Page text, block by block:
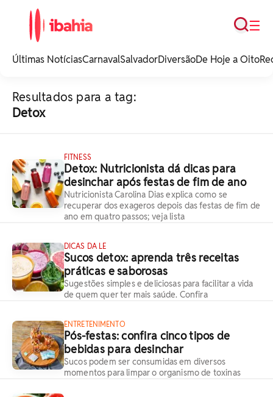
noticias e
☰
Busca
Últimas NotíciasCarnavalSalvadorDiversãoDe Hoje a Oito
Resultados para a tag:
Detox
FITNESS
Detox: Nutricionista dá dicas para
desinchar após festas de fim de ano
Nutricionista Carolina Dias explica como se
recuperar dos exageros depois das festas de fim de
ano em quatro passos; veja lista
DICAS DA LE
Sucos detox: aprenda três receitas
práticas e saborosas
Sugestões simples e deliciosas para facilitar a vida
de quem quer ter mais saúde. Confira
ENTRETENIMENTO
Pós-festas: confira cinco tipos de
bebidas para desinchar
Sucos podem ser consumidas em diversos
momentos para limpar o organismo de toxinas